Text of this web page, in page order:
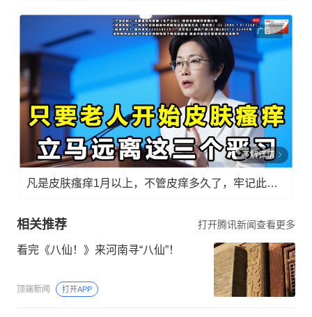
广告
了解详情
凡是皮肤瘙痒1月以上，不管皮痒多久了，牢记此法，快！准！狠！
相关推荐 打开腾讯新闻查看更多
看完《八仙！》来河南寻“八仙”！
顶端新闻 打开APP